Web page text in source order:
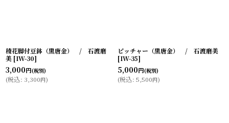
稜花脚付豆鉢（黒唐金） / 石渡磨
美 [IW-30]
3,000円(税別)
(税込: 3,300円)
ピッチャー（黒唐金） / 石渡磨美
[IW-35]
5,000円(税別)
(税込: 5,500円)